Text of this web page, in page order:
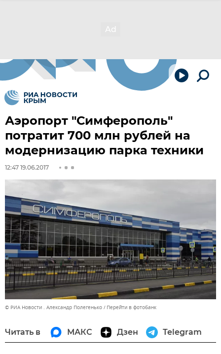
Аэропорт "Симферополь"
потратит 700 млн рублей на
модернизацию парка техники
12:47 19.06.2017
© РИА Новости . Александр Полегенько Перейти в фотобанк
Читать в МАКС Дзен Telegram